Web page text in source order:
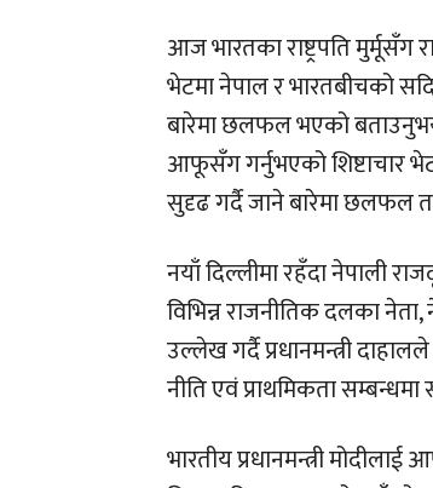
आज भारतका राष्ट्रपति मुर्मूसँग
भेटमा नेपाल र भारतबीचको
बारेमा छलफल भएको
आफूसँग गर्नुभएको शिष्टाचार
सुदृढ गर्दै जाने बारेमा छलफल
नयाँ दिल्लीमा रहँदा नेपाली
विभिन्न राजनीतिक दलका
उल्लेख गर्दै प्रधानमन्त्री
नीति एवं प्राथमिकता
भारतीय प्रधानमन्त्री